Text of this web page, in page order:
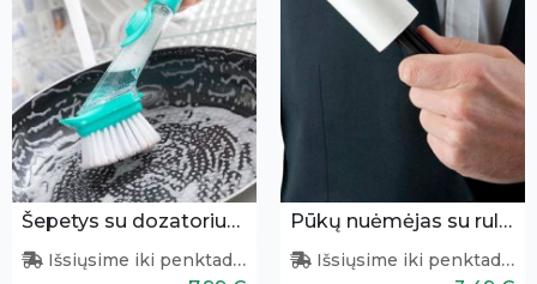
Šepetys su dozatoriumi
Išsiųsime iki penktadienio
Pūkų nuėmėjas su rulonėliais 3 vnt.
Išsiųsime iki penktadienio